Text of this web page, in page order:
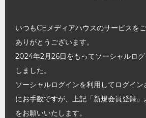
いつもCEメディアハウスのサービスを
ありがとうございます。
2024年2月26日をもってソーシャルロ
しました。
ソーシャルログインを利用してログイ
にお手数ですが、上記「新規会員登録
をお願いいたします。